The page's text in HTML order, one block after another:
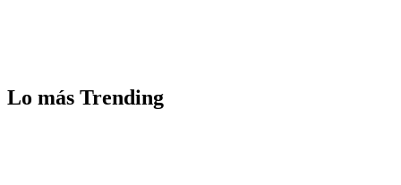
Lo más Trending